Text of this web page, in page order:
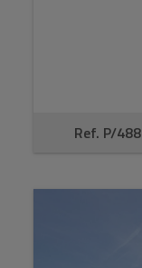
Ref. P/488